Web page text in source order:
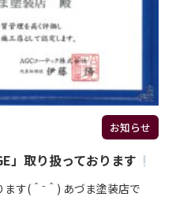
お知らせ
」取り扱っております
す(＾⁻＾) あづま塗装店で